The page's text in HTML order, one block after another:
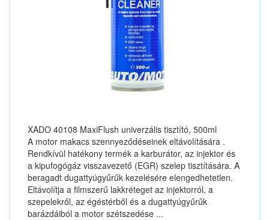
XADO 40108 MaxiFlush univerzális tisztító, 500ml
A motor makacs szennyeződéseinek eltávolítására .
Rendkívül hatékony termék a karburátor, az injektor és
a kipufogógáz visszavezető (EGR) szelep tisztítására. A
beragadt dugattyúgyűrűk kezelésére elengedhetetlen.
Eltávolítja a filmszerű lakkréteget az injektorról, a
szepelekről, az égéstérből és a dugattyúgyűrűk
barázdáiból a motor szétszedése ...